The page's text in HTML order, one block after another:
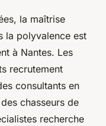
la maîtrise
la polyvalence est
à Nantes. Les
recrutement
consultants en
chasseurs de
recherche